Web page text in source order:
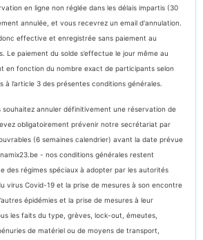
en ligne non réglée dans les délais impartis (30
annulée, et vous recevrez un email d'annulation.
effective et enregistrée sans paiement au
Le paiement du solde s’effectue le jour même au
en fonction du nombre exact de participants selon
à l’article 3 des présentes conditions générales.
souhaitez annuler définitivement une réservation de
obligatoirement prévenir notre secrétariat par
(6 semaines calendrier) avant la date prévue
- nos conditions générales restent
des régimes spéciaux à adopter par les autorités
virus Covid-19 et la prise de mesures à son encontre
épidémies et la prise de mesures à leur
les faits du type, grèves, lock-out, émeutes,
de matériel ou de moyens de transport,